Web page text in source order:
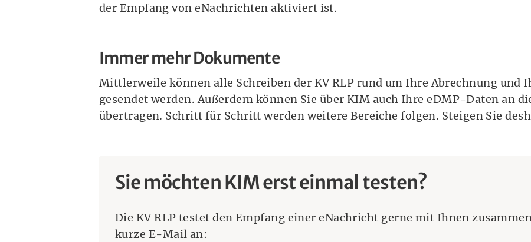
der Empfang von eNachrichten aktiviert ist.
Immer mehr Dokumente
Mittlerweile können alle Schreiben der KV RLP rund um Ihre Abrechnung und
gesendet werden. Außerdem können Sie über KIM auch Ihre eDMP-Daten an
übertragen. Schritt für Schritt werden weitere Bereiche folgen. Steigen Sie
Sie möchten KIM erst einmal testen?
Die KV RLP testet den Empfang einer eNachricht gerne mit Ihnen
kurze E-Mail an: